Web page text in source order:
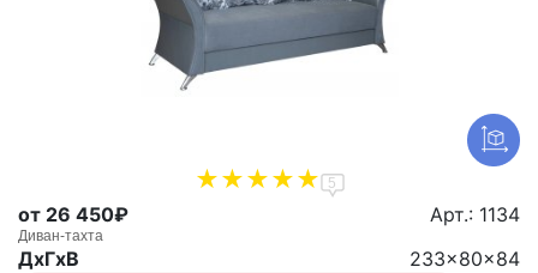
5
от 26 450₽ Арт.: 1134
Диван-тахта
ДxГxВ 233x80x84